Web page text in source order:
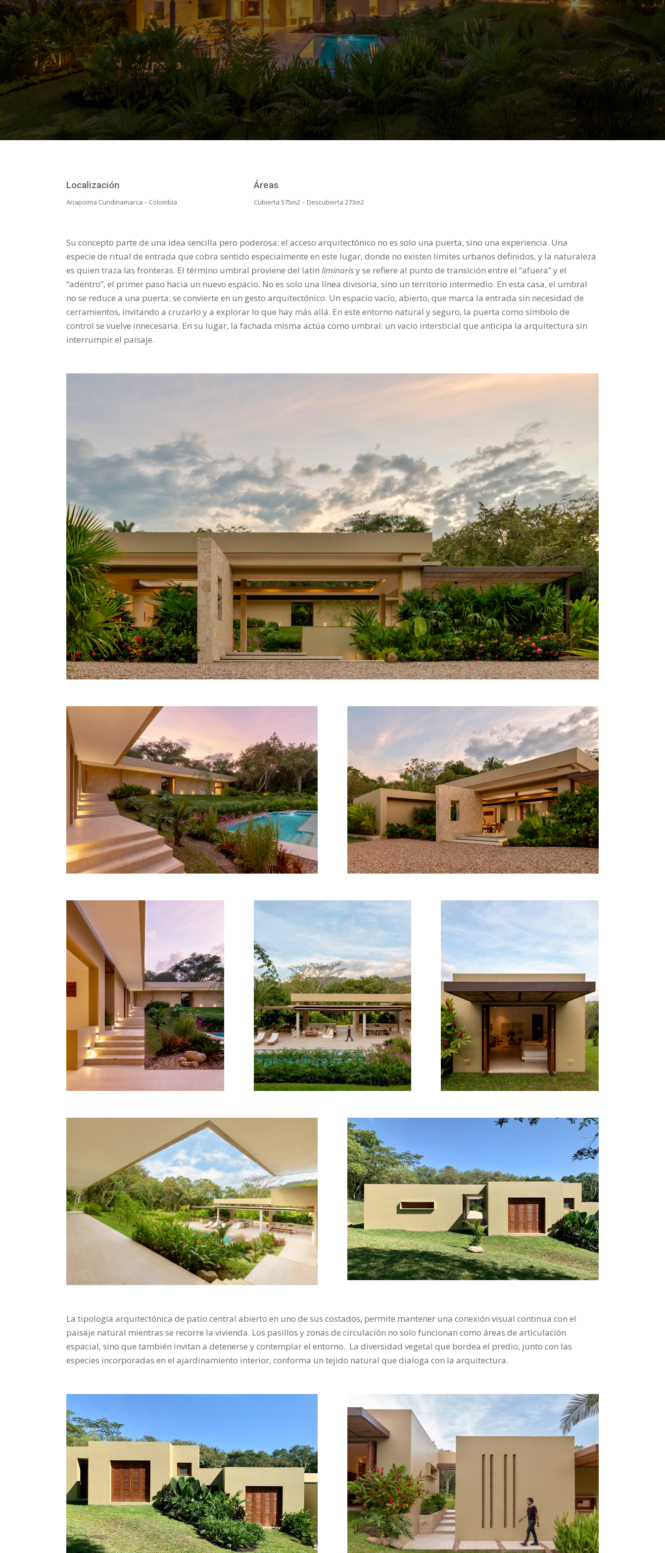
Localización
Anapoima Cundinamarca – Colombia
Áreas
Cubierta 575m2 – Descubierta 273m2
Su concepto parte de una idea sencilla pero poderosa: el acceso arquitectónico no es solo una puerta, sino una experiencia. Una
especie de ritual de entrada que cobra sentido especialmente en este lugar, donde no existen límites urbanos definidos, y la naturaleza
es quien traza las fronteras. El término umbral proviene del latínliminarisy se refiere al punto de transición entre el “afuera” y el
“adentro”, el primer paso hacia un nuevo espacio. No es solo una línea divisoria, sino un territorio intermedio. En esta casa, el umbral
no se reduce a una puerta; se convierte en un gesto arquitectónico. Un espacio vacío, abierto, que marca la entrada sin necesidad de
cerramientos, invitando a cruzarlo y a explorar lo que hay más allá. En este entorno natural y seguro, la puerta como símbolo de
control se vuelve innecesaria. En su lugar, la fachada misma actúa como umbral: un vacío intersticial que anticipa la arquitectura sin
interrumpir el paisaje.
La tipología arquitectónica de patio central abierto en uno de sus costados, permite mantener una conexión visual continua con el
paisaje natural mientras se recorre la vivienda. Los pasillos y zonas de circulación no solo funcionan como áreas de articulación
espacial, sino que también invitan a detenerse y contemplar el entorno. La diversidad vegetal que bordea el predio, junto con las
especies incorporadas en el ajardinamiento interior, conforma un tejido natural que dialoga con la arquitectura.